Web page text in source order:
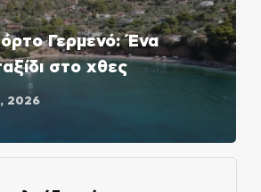
Γερμενό: Ένα
στο χθες
2026